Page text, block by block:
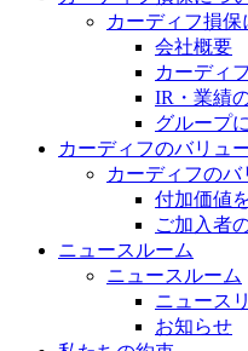
カーディフ損保
会社概要
カーディ
IR・業績
グループ
カーディフのバリュ
カーディフのバ
付加価値
ご加入者
ニュースルーム
ニュースルーム
ニュース
お知らせ